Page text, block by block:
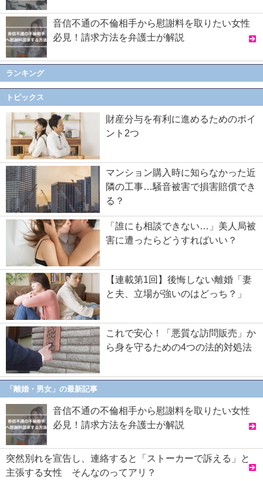
音信不通の不倫相手から慰謝料を取りたい女性
必見！請求方法を弁護士が解説
ランキング
トピックス
財産分与を有利に進めるためのポイ
ント2つ
マンション購入時に知らなかった近
隣の工事…騒音被害で損害賠償でき
る？
「誰にも相談できない…」美人局被
害に遭ったらどうすればいい？
【連載第1回】後悔しない離婚「妻
と夫、立場が強いのはどっち？」
これで安心！「悪質な訪問販売」か
ら身を守るための4つの法的対処法
「離婚・男女」の最新記事
音信不通の不倫相手から慰謝料を取りたい女性
必見！請求方法を弁護士が解説
突然別れを宣告し、連絡すると「ストーカーで訴える」と
主張する女性 そんなのってアリ？